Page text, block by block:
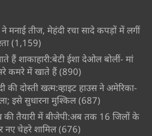
मनाई तीज, मेहंदी रचा सादे कपड़ों में लगीं
(1,159)
हैं शाकाहारी:बेटी ईशा देओल बोलीं- मां
कमरे में खाते हैं (890)
की दोस्ती खत्म:व्हाइट हाउस ने अमेरिका-
इसे सुधारना मुश्किल (687)
की तैयारी में बीजेपी:अब तक 16 जिलों के
नए चेहरे शामिल (676)